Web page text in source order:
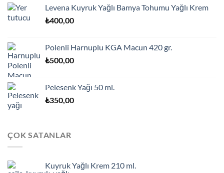
Levena Kuyruk Yağlı Bamya Tohumu Yağlı Krem
₺400,00
Polenli Harnuplu KGA Macun 420 gr.
₺500,00
Pelesenk Yağı 50 ml.
₺350,00
ÇOK SATANLAR
Kuyruk Yağlı Krem 210 ml.